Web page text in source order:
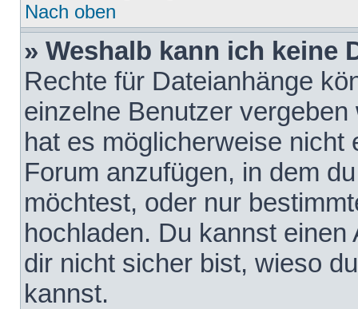
Nach oben
» Weshalb kann ich keine
Rechte für Dateianhänge
einzelne Benutzer
hat es möglicherweise nicht
Forum anzufügen, in dem
möchtest, oder nur
hochladen. Du kannst
dir nicht sicher bist, wieso
kannst.